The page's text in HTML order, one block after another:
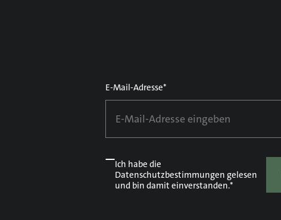
E-Mail-Adresse*
Ich habe die
Datenschutzbestimmungen gelesen
und bin damit einverstanden.*